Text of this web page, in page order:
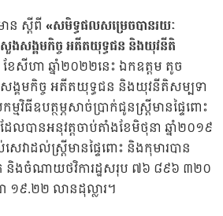
ន ស្តីពី«សមិទ្ធផលសម្រេចបានរយៈ
សួងសង្គមកិច្ច អតីតយុទ្ធជន និងយុវនីតិ
ខែសីហា ឆ្នាំ២០២២នេះ ឯកឧត្តម តូច
សង្គមកិច្ច អតីតយុទ្ធជន និងយុវនីតិសម្បទា
វិធីឧបត្ថម្ភសាច់ប្រាក់ជូនស្ត្រីមានផ្ទៃពោះ
ែលបានអនុវត្តចាប់តាំងខែមិថុនា ឆ្នាំ២០១៩
វាដល់ស្ត្រីមានផ្ទៃពោះ និងកុមារបាន
ងចំណាយថវិការដ្ឋសរុប ៧៦ ៨៩៦ ៣២០
១៩.២២ លានដុល្លារ។